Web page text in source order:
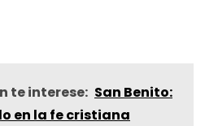
te interese: San Benito:
en la fe cristiana